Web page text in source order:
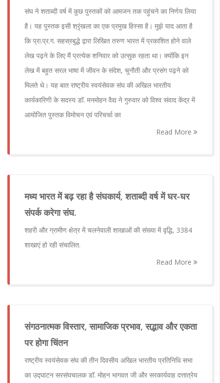
संघ ने शताब्दी वर्ष में कुछ पुस्तकों को आमजन तक पहुंचने का निर्णय लिया
है। यह पुस्तक इसी श्रृंखला का एक प्रमुख हिस्सा है। मुझे याद आता है
कि प्रा.प्र.ग. सहस्रबुद्धे द्वारा लिखित तरुण भारत में प्रकाशित होने वाले
लेख पढ़ने के लिए मैं प्रत्येक शनिवार को उत्सुक रहता था। क्योंकि इन
लेख में बहुत सरल भाषा में जीवन के संदेश, चुनौती और प्रसंग पढ़ने को
मिलते थे। यह बात राष्ट्रीय स्वयंसेवक संघ की अखिल भारतीय
कार्यकारिणी के सदस्य डॉ. मनमोहन वैद्य ने गुरुवार को विश्व संवाद केंद्र में
आयोजित पुस्तक विमोचन एवं परिचर्चा का
Read More
मध्य भारत में बढ़ रहा है संघकार्य, शताब्दी वर्ष में घर-घर
संपर्क करेगा संघ.
शहरी और ग्रामीण क्षेत्र में चलनेवाली शाखाओं की संख्या में वृद्धि, 3384
शाखाएं हो रही संचालित.
Read More
संगठनात्मक विस्तार, सामाजिक प्रभाव, सद्भाव और एकता
पर होगा चिंतन
राष्ट्रीय स्वयंसेवक संघ की तीन दिवसीय अखिल भारतीय प्रतिनिधि सभा
का उद्घाटन सरसंघचालक डॉ. मोहन भागवत जी और सरकार्यवाह दत्तात्रेय